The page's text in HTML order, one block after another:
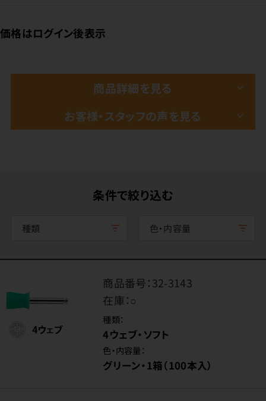
価格はログイン後表示
商品詳細を見る
お客様・スタッフの声を見る
条件で絞り込む
種類 色・内容量
商品番号：32-3143
在庫：○
種類：
4ウェブ・ソフト
色・内容量：
グリーン・1箱（100本入）